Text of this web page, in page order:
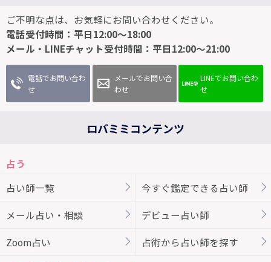
ご不明な点は、お気軽にお問い合わせください。
電話受付時間：平日12:00～18:00
メール・LINEチャット受付時間：平日12:00～21:00
電話でお問い合わ
せ
メールでお問い合
わせ
LINEでお問い合わ
せ
ロバミミコンテンツ
占う
占い師一覧
今すぐ鑑定できる占い師
メール占い・相談 デビュー占い師
Zoom占い 占術から占い師を探す